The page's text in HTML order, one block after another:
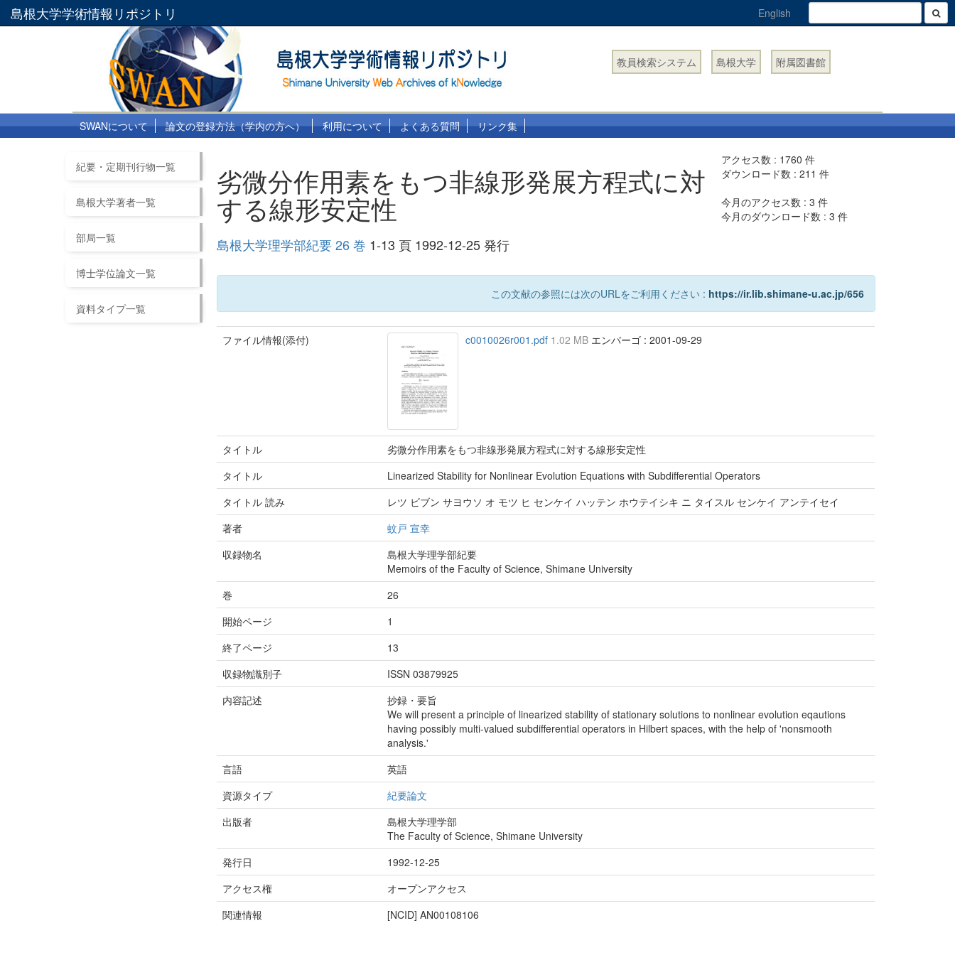
島根大学学術情報リポジトリ English
教員検索システム 島根大学 附属図書館
SWANについて 論文の登録方法（学内の方へ） 利用について よくある質問 リンク集
紀要・定期刊行物一覧
島根大学著者一覧
部局一覧
博士学位論文一覧
資料タイプ一覧
劣微分作用素をもつ非線形発展方程式に対
する線形安定性
島根大学理学部紀要 26 巻 1-13 頁 1992-12-25 発行
アクセス数 : 1760 件
ダウンロード数 :211 件
今月のアクセス数 :3 件
今月のダウンロード数 :3 件
この文献の参照には次のURLをご利用ください : https://ir.lib.shimane-u.ac.jp/656
ファイル情報(添付) c0010026r001.pdf 1.02 MB エンバーゴ : 2001-09-29
タイトル
劣微分作用素をもつ非線形発展方程式に対する線形安定性
タイトル
Linearized Stability for Nonlinear Evolution Equations with Subdifferential Operators
タイトル 読み
レツ ビブン サヨウソ オ モツ ヒ センケイ ハッテン ホウテイシキ ニ タイスル センケイ アンテイセイ
著者
蚊戸 宣幸
収録物名
島根大学理学部紀要
Memoirs of the Faculty of Science, Shimane University
巻
26
開始ページ
1
終了ページ
13
収録物識別子
ISSN 03879925
内容記述
抄録・要旨
We will present a principle of linearized stability of stationary solutions to nonlinear evolution eqautions
having possibly multi-valued subdifferential operators in Hilbert spaces, with the help of 'nonsmooth
analysis.'
言語
英語
資源タイプ
紀要論文
出版者
島根大学理学部
The Faculty of Science, Shimane University
発行日
1992-12-25
アクセス権
オープンアクセス
関連情報
[NCID] AN00108106